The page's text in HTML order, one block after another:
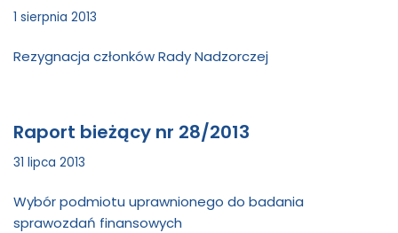
1 sierpnia 2013
Rezygnacja członków Rady Nadzorczej
Raport bieżący nr 28/2013
31 lipca 2013
Wybór podmiotu uprawnionego do badania
sprawozdań finansowych